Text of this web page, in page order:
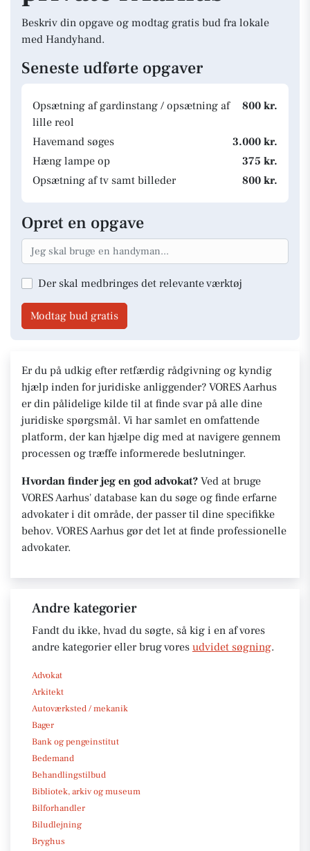
Beskriv din opgave og modtag gratis bud fra lokale
med Handyhand.
Seneste udførte opgaver
Opsætning af gardinstang / opsætning af
lille reol
800 kr.
Havemand søges
3.000 kr.
Hæng lampe op
375 kr.
Opsætning af tv samt billeder
800 kr.
Opret en opgave
Der skal medbringes det relevante værktøj
Modtag bud gratis
Er du på udkig efter retfærdig rådgivning og kyndig
hjælp inden for juridiske anliggender? VORES Aarhus
er din pålidelige kilde til at finde svar på alle dine
juridiske spørgsmål. Vi har samlet en omfattende
platform, der kan hjælpe dig med at navigere gennem
processen og træffe informerede beslutninger.
Hvordan finder jeg en god advokat? Ved at bruge
VORES Aarhus' database kan du søge og finde erfarne
advokater i dit område, der passer til dine specifikke
behov. VORES Aarhus gør det let at finde professionelle
advokater.
Andre kategorier
Fandt du ikke, hvad du søgte, så kig i en af vores
andre kategorier eller brug vores udvidet søgning.
Advokat
Arkitekt
Autoværksted / mekanik
Bager
Bank og pengeinstitut
Bedemand
Behandlingstilbud
Bibliotek, arkiv og museum
Bilforhandler
Biludlejning
Bryghus